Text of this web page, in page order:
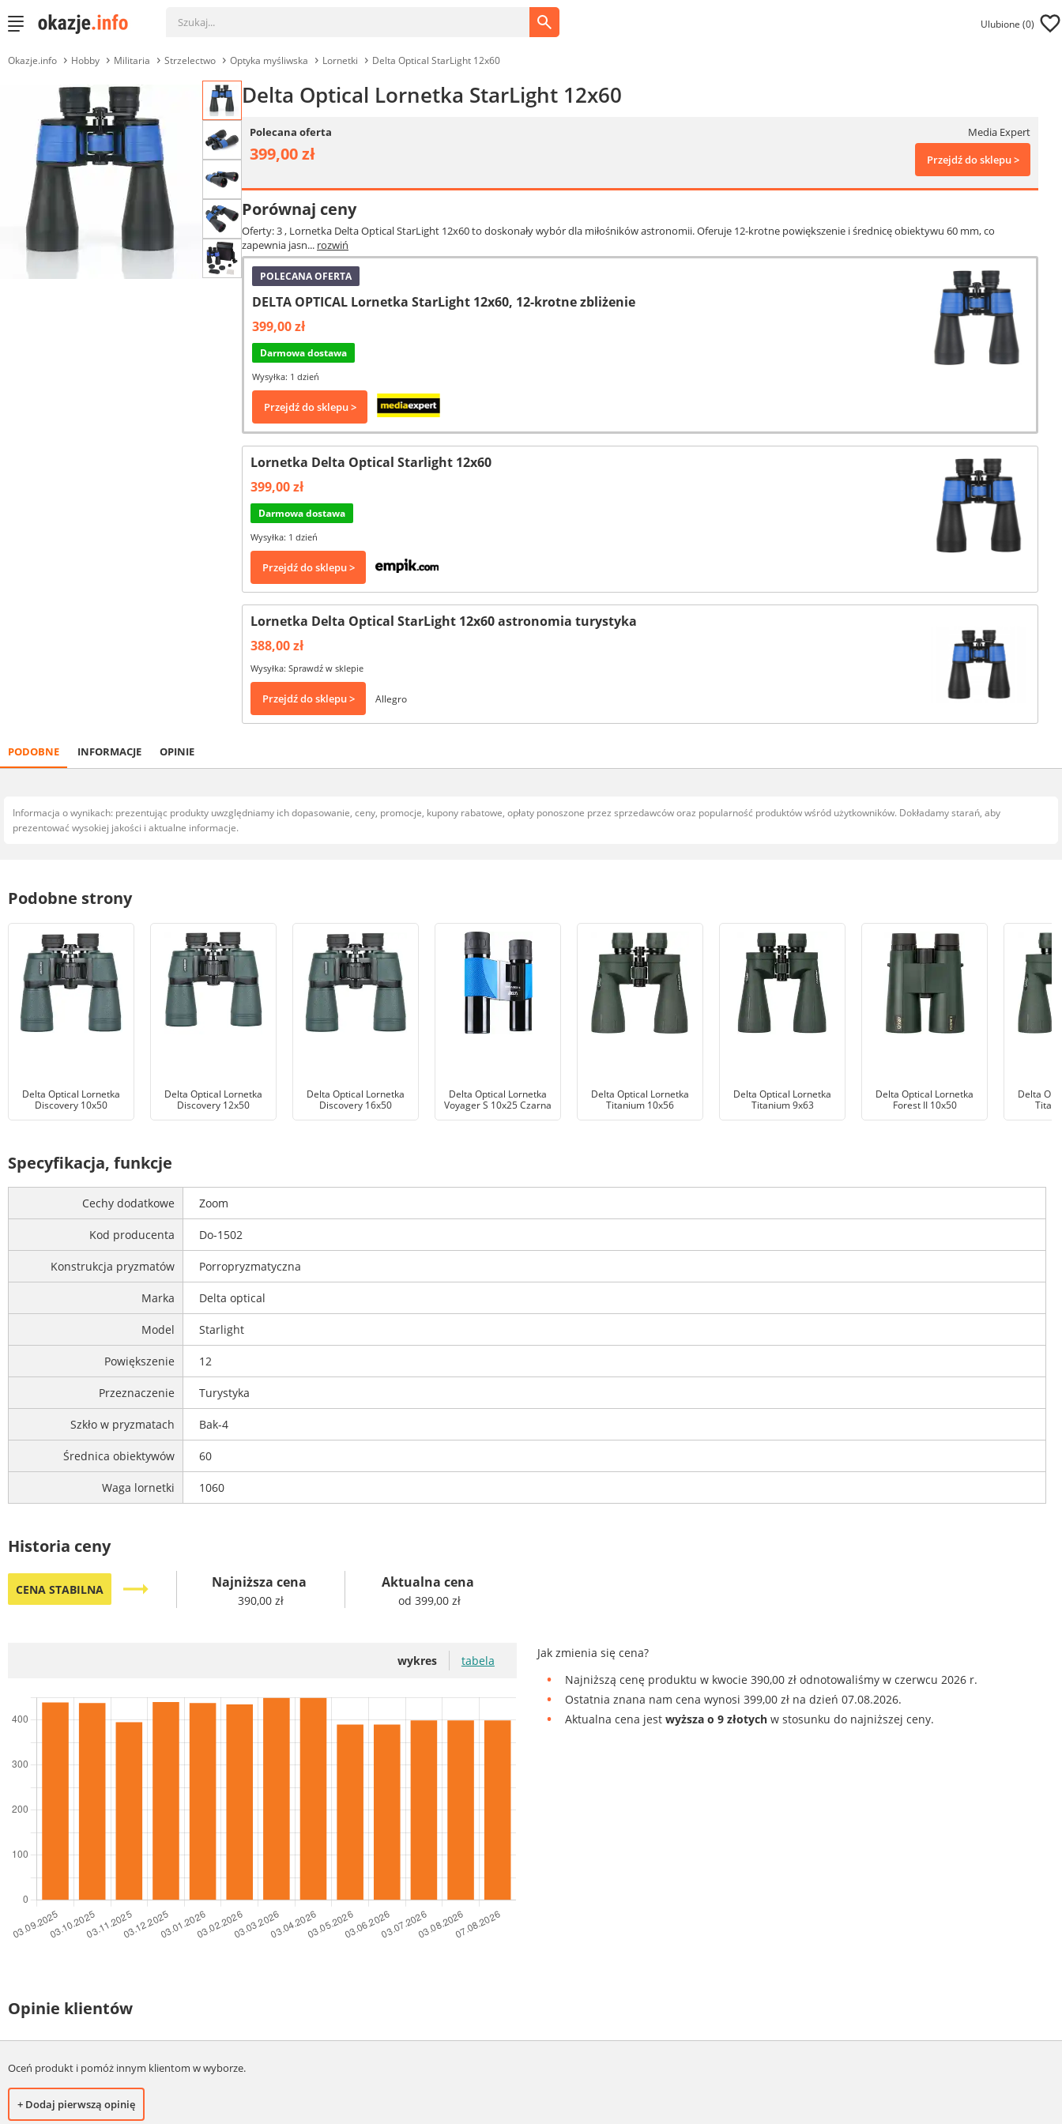
Ulubione (0)
Okazje.info Hobby Militaria Strzelectwo Optyka myśliwska Lornetki Delta Optical StarLight 12x60
Delta Optical Lornetka StarLight 12x60
Polecana oferta Media Expert
399,00 zł Przejdź do sklepu >
Porównaj ceny
Oferty: 3, Lornetka Delta Optical StarLight 12x60 to doskonały wybór dla miłośników astronomii. Oferuje 12-krotne powiększenie i średnicę obiektywu 60 mm, co
zapewnia jasn... rozwiń
POLECANA OFERTA
DELTA OPTICAL Lornetka StarLight 12x60, 12-krotne zbliżenie
399,00 zł
Darmowa dostawa
Wysyłka: 1 dzień
Przejdź do sklepu >
Lornetka Delta Optical Starlight 12x60
399,00 zł
Darmowa dostawa
Wysyłka: 1 dzień
Przejdź do sklepu >
Lornetka Delta Optical StarLight 12x60 astronomia turystyka
388,00 zł
Wysyłka: Sprawdź w sklepie
Przejdź do sklepu > Allegro
PODOBNE INFORMACJE OPINIE
Informacja o wynikach: prezentując produkty uwzględniamy ich dopasowanie, ceny, promocje, kupony rabatowe, opłaty ponoszone przez sprzedawców oraz popularność produktów wśród użytkowników. Dokładamy starań, aby
prezentować wysokiej jakości i aktualne informacje.
Podobne strony
Delta Optical Lornetka
Discovery 10x50
Delta Optical Lornetka
Discovery 12x50
Delta Optical Lornetka
Discovery 16x50
Delta Optical Lornetka
Voyager S 10x25 Czarna
Delta Optical Lornetka
Titanium 10x56
Delta Optical Lornetka
Titanium 9x63
Delta Optical Lornetka
Forest II 10x50
Delta
Specyfikacja, funkcje
Cechy dodatkowe Zoom
Kod producenta Do-1502
Konstrukcja pryzmatów Porropryzmatyczna
Marka Delta optical
Model Starlight
Powiększenie 12
Przeznaczenie Turystyka
Szkło w pryzmatach Bak-4
Średnica obiektywów 60
Waga lornetki 1060
Historia ceny
CENA STABILNA trending_flat Najniższa cena
390,00 zł
Aktualna cena
od 399,00 zł
wykres tabela
Jak zmienia się cena?
Najniższą cenę produktu w kwocie 390,00 zł odnotowaliśmy w czerwcu 2026 r.
Ostatnia znana nam cena wynosi 399,00 zł na dzień 07.08.2026.
Aktualna cena jestwyższa o 9 złotych w stosunku do najniższej ceny.
Opinie klientów
Oceń produkt i pomóż innym klientom w wyborze.
+ Dodaj pierwszą opinię